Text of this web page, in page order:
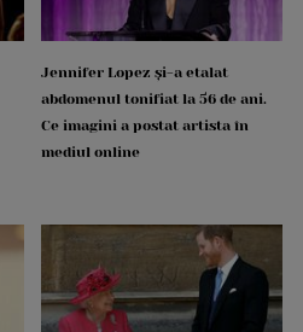
Jennifer Lopez și-a etalat
abdomenul tonifiat la 56 de ani.
Ce imagini a postat artista în
mediul online